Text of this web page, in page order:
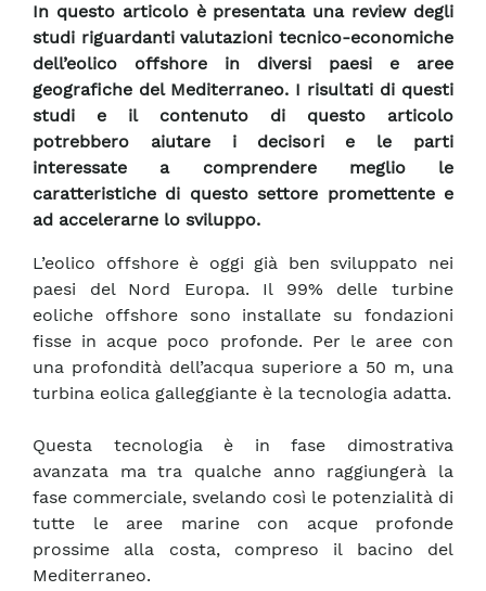
In questo articolo è presentata una review degli
studi riguardanti valutazioni tecnico-economiche
dell’eolico offshore in diversi paesi e aree
geografiche del Mediterraneo. I risultati di questi
studi e il contenuto di questo articolo
potrebbero aiutare i decisori e le parti
interessate a comprendere meglio le
caratteristiche di questo settore promettente e
ad accelerarne lo sviluppo.
L’eolico offshore è oggi già ben sviluppato nei
paesi del Nord Europa. Il 99% delle turbine
eoliche offshore sono installate su fondazioni
fisse in acque poco profonde. Per le aree con
una profondità dell’acqua superiore a 50 m, una
turbina eolica galleggiante è la tecnologia adatta.
Questa tecnologia è in fase dimostrativa
avanzata ma tra qualche anno raggiungerà la
fase commerciale, svelando così le potenzialità di
tutte le aree marine con acque profonde
prossime alla costa, compreso il bacino del
Mediterraneo.